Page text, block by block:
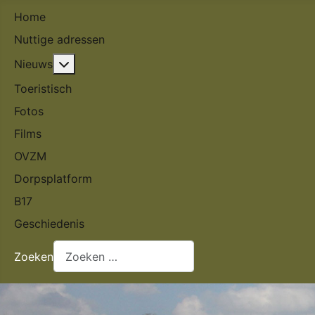
Home
Nuttige adressen
Nieuws
Toeristisch
Fotos
Films
OVZM
Dorpsplatform
B17
Geschiedenis
Zoeken